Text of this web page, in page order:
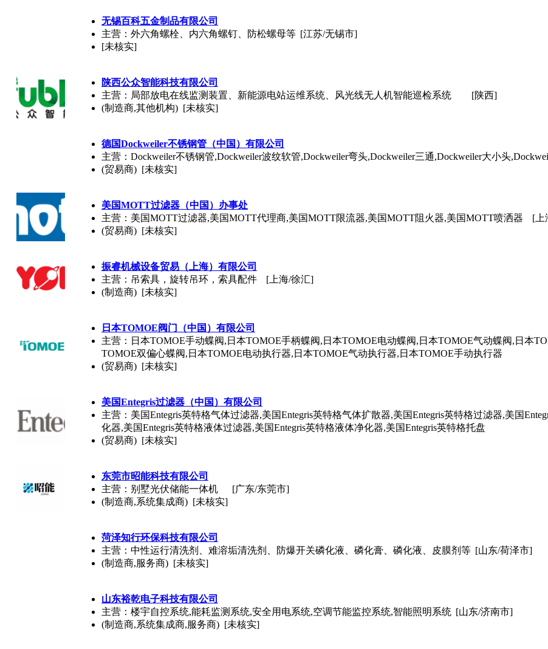
无锡百科五金制品有限公司
主营：外六角螺栓、内六角螺钉、防松螺母等
[未核实]
[江苏/无锡市]
陕西公众智能科技有限公司
主营：局部放电在线监测装置、新能源电站运维系统、风光线无人机智能巡检系统
(制造商,其他机构) [未核实]
[陕西]
德国Dockweiler不锈钢管（中国）有限公司
主营：Dockweiler不锈钢管,Dockweiler波纹软管,Dockweiler弯头,Dockweiler三通,Dockweiler大小头
(贸易商) [未核实]
美国MOTT过滤器（中国）办事处
主营：美国MOTT过滤器,美国MOTT代理商,美国MOTT限流器,美国MOTT阻火器,美国MOTT喷洒器
(贸易商) [未核实]
[上
振睿机械设备贸易（上海）有限公司
主营：吊索具，旋转吊环，索具配件
(制造商) [未核实]
[上海/徐汇]
日本TOMOE阀门（中国）有限公司
主营：日本TOMOE手动蝶阀,日本TOMOE手柄蝶阀,日本TOMOE电动蝶阀,日本TOMOE气动蝶阀,日本
TOMOE双偏心蝶阀,日本TOMOE电动执行器,日本TOMOE气动执行器,日本TOMOE手动执行器
(贸易商) [未核实]
美国Entegris过滤器（中国）有限公司
主营：美国Entegris英特格气体过滤器,美国Entegris英特格气体扩散器,美国Entegris英特格过滤器,美国
化器,美国Entegris英特格液体过滤器,美国Entegris英特格液体净化器,美国Entegris英特格托盘
(贸易商) [未核实]
东莞市昭能科技有限公司
主营：别墅光伏储能一体机
(制造商,系统集成商) [未核实]
[广东/东莞市]
菏泽知行环保科技有限公司
主营：中性运行清洗剂、难溶垢清洗剂、防爆开关磷化液、磷化膏、磷化液、皮膜剂等
(制造商,服务商) [未核实]
[山东/荷泽市]
山东裕乾电子科技有限公司
主营：楼宇自控系统,能耗监测系统,安全用电系统,空调节能监控系统,智能照明系统
(制造商,系统集成商,服务商) [未核实]
[山东/济南市]